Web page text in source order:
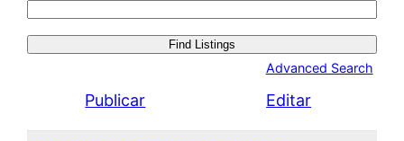
Search
for:
Advanced Search
Publicar Editar